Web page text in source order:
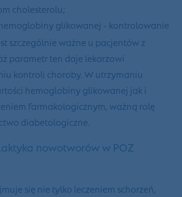
cholesterolu;
glikowanej - kontrolowanie
szczególnie ważne u pacjentów z
parametr ten daje lekarzowi
kontroli choroby. W utrzymaniu
hemoglobiny glikowanej jak i
farmakologicznym, ważną rolę
diabetologiczne.
nowotworów w POZ
się nie tylko leczeniem schorzeń,